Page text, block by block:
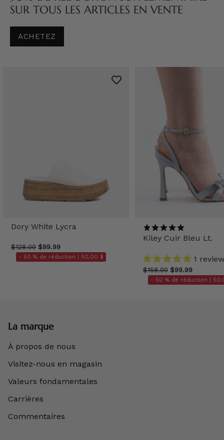
SUR TOUS LES ARTICLES EN VENTE
ACHETEZ
Dory White Lycra
$128.00 $99.99
- 50 % de réduction | 50,00 $
Kiley Cuir Bleu Lt.
1 review
$158.00 $99.99
- 50 % de réduction |
La marque
À propos de nous
Visitez-nous en magasin
Valeurs fondamentales
Carrières
Commentaires